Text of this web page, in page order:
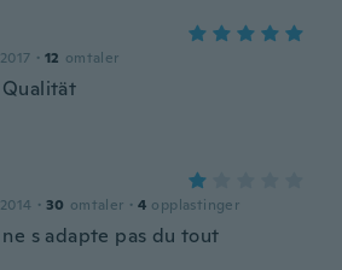
· 12 omtaler
· 30 omtaler · 4 opplastinger
s adapte pas du tout